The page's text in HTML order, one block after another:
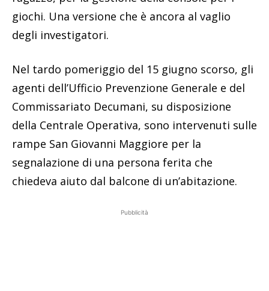
giochi. Una versione che è ancora al vaglio
degli investigatori.
Nel tardo pomeriggio del 15 giugno scorso, gli
agenti dell’Ufficio Prevenzione Generale e del
Commissariato Decumani, su disposizione
della Centrale Operativa, sono intervenuti sulle
rampe San Giovanni Maggiore per la
segnalazione di una persona ferita che
chiedeva aiuto dal balcone di un’abitazione.
Pubblicità